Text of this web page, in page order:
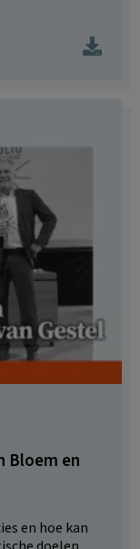
Bloem en
en hoe kan